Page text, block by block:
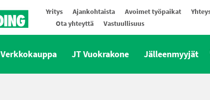
Yritys Ajankohtaista Avoimet työpaikat
Ota yhteyttä
Vastuullisuus
Verkkokauppa JT Vuokrakone Jälleenmyyjät